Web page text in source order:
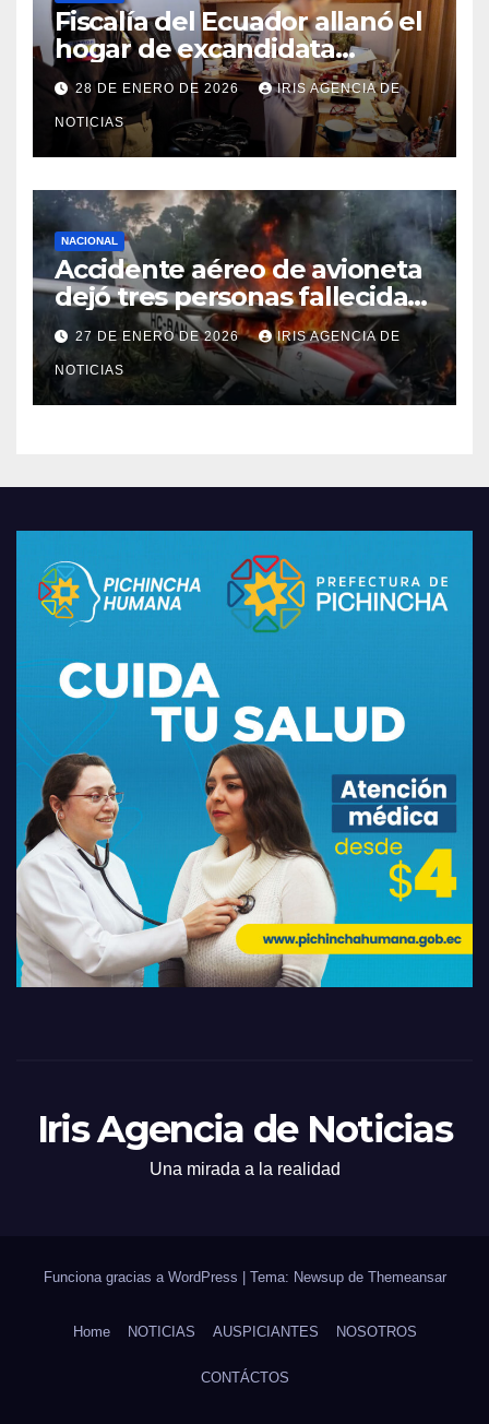
Fiscalía del Ecuador allanó el
hogar de excandidata
presidencial vinculada al caso
Caja Chica
28 DE ENERO DE 2026 IRIS AGENCIA DE
NOTICIAS
NACIONAL
Accidente aéreo de avioneta
dejó tres personas fallecidas
en provincia de Morona
Santiago
27 DE ENERO DE 2026 IRIS AGENCIA DE
NOTICIAS
Iris Agencia de Noticias
Una mirada a la realidad
Funciona gracias a WordPress Tema: Newsup de Themeansar
Home NOTICIAS AUSPICIANTES NOSOTROS
CONTÁCTOS